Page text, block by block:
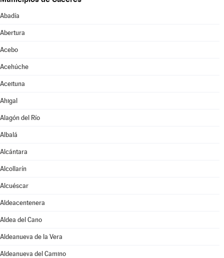
Abadía
Abertura
Acebo
Acehúche
Aceituna
Ahigal
Alagón del Río
Albalá
Alcántara
Alcollarín
Alcuéscar
Aldeacentenera
Aldea del Cano
Aldeanueva de la Vera
Aldeanueva del Camino